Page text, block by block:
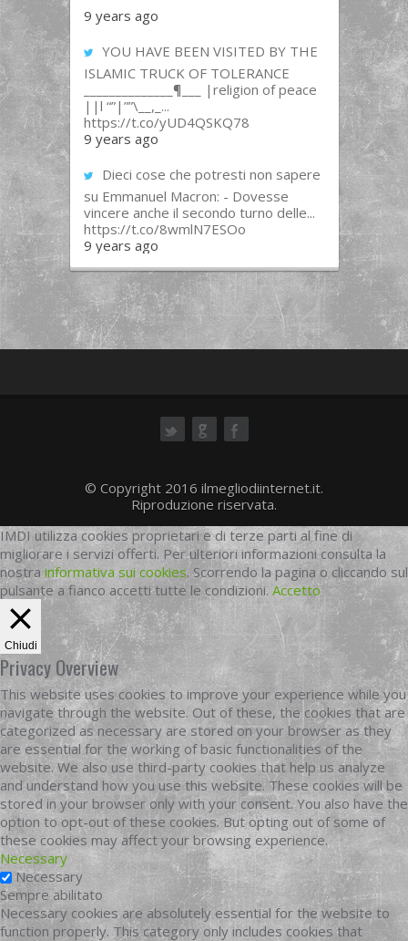
9 years ago
YOU HAVE BEEN VISITED BY THE
ISLAMIC TRUCK OF TOLERANCE
______________¶___ |religion of peace
||l “”|””\__,_...
https://t.co/yUD4QSKQ78
9 years ago
Dieci cose che potresti non sapere
su Emmanuel Macron: - Dovesse
vincere anche il secondo turno delle...
https://t.co/8wmlN7ESOo
9 years ago
© Copyright 2016 ilmegliodiinternet.it.
Riproduzione riservata.
IMDI utilizza cookies proprietari e di terze parti al fine di
migliorare i servizi offerti. Per ulteriori informazioni consulta la
nostrainformativa sui cookies. Scorrendo la pagina o cliccando sul
pulsante a fianco accetti tutte le condizioni. Accetto
Chiudi
Privacy Overview
This website uses cookies to improve your experience while you
navigate through the website. Out of these, the cookies that are
categorized as necessary are stored on your browser as they
are essential for the working of basic functionalities of the
website. We also use third-party cookies that help us analyze
and understand how you use this website. These cookies will be
stored in your browser only with your consent. You also have the
option to opt-out of these cookies. But opting out of some of
these cookies may affect your browsing experience.
Necessary
Necessary
Sempre abilitato
Necessary cookies are absolutely essential for the website to
function properly. This category only includes cookies that